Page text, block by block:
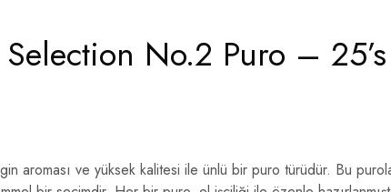
No.2 Puro – 25’s
aroması ve yüksek kalitesi ile ünlü bir puro türüdür. Bu